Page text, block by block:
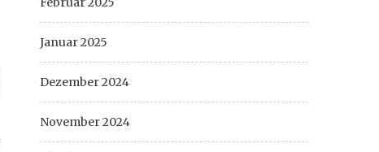
Januar 2025
Dezember 2024
November 2024